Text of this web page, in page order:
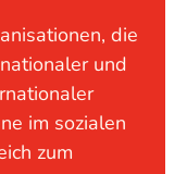
die
und
im sozialen
zum